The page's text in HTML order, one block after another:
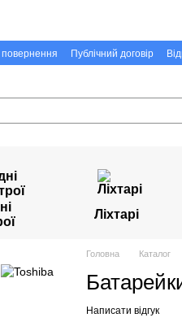
Публічний договір
Ліхтарі
Головна Каталог
Написати відгук